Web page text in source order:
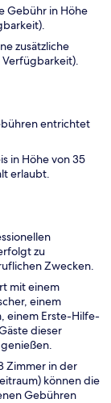
Gebühr in Höhe
zusätzliche
entrichtet
in Höhe von 35
erlaubt.
zu
Zwecken.
mit einem
einem
einem Erste-Hilfe-
dieser
Zimmer in der
können die
Gebühren